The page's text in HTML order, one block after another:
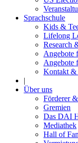
Sprachschule
Kids &
Lifelong
Research
Angebote
Angebote
Kontakt &
|
Über uns
Förderer
Gremien
Das DAI
Mediathek
Hall of